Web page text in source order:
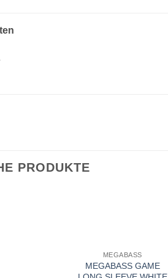
PRODUKTE
MEGABASS
MEGABASS GAME